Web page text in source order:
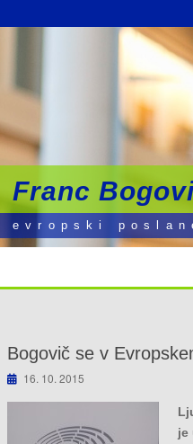
Franc
evropski
Franc
evropski
Franc
evropski
Bogovič se v
16. 10. 2015
je